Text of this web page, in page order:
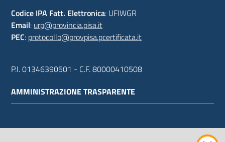
Codice IPA Fatt. Elettronica: UFIWGR
Email: urp@provincia.pisa.it
PEC: protocollo@provpisa.pcertificata.it
P.I. 01346390501 - C.F. 80000410508
AMMINISTRAZIONE TRASPARENTE